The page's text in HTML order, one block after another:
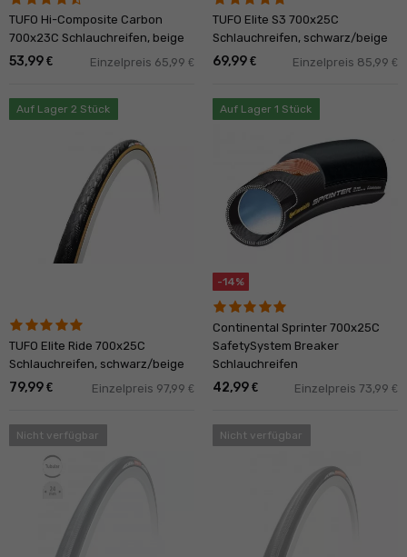
TUFO Hi-Composite Carbon
700x23C Schlauchreifen, beige
53,99 € Einzelpreis 65,99 €
TUFO Elite S3 700x25C
Schlauchreifen, schwarz/beige
69,99 € Einzelpreis 85,99 €
Auf Lager 2 Stück
TUFO Elite Ride 700x25C
Schlauchreifen, schwarz/beige
79,99 € Einzelpreis 97,99 €
Auf Lager 1 Stück
-14%
Continental Sprinter 700x25C
SafetySystem Breaker
Schlauchreifen
42,99 € Einzelpreis 73,99 €
Nicht verfügbar Nicht verfügbar